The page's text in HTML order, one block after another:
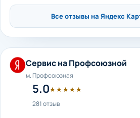
Все отзывы на Яндекс
Сервис на Профсоюзной
м. Профсоюзная
5.0★★★★★
281 отзыв